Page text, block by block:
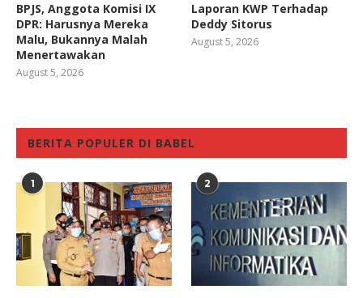
BPJS, Anggota Komisi IX
DPR: Harusnya Mereka
Malu, Bukannya Malah
Menertawakan
August 5, 2026
Laporan KWP Terhadap
Deddy Sitorus
August 5, 2026
BERITA POPULER DI BABEL
1 2